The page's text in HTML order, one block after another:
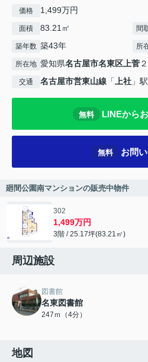
価格 1,499万円
面積 83.21㎡ 間
築年数 築43年 所
所在地 愛知県名古屋市名東区上菅
交通 名古屋市営東山線 「上社 」
無料 LINEから
無料 お問
廻間公園南マンションの販売中物件
302
1,499万円
3階 / 25.17坪(83.21㎡)
周辺施設
図書館
名東図書館
247ｍ（4分）
地図